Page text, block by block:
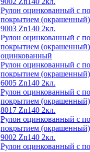
Рулон оцинкованный с
покрытием
9003 Zn140 2кл.
Рулон оцинкованный с
покрытием
оцинкованный
Рулон оцинкованный с
покрытием
6005 Zn140 2кл.
Рулон оцинкованный с
покрытием
8017 Zn140 2кл.
Рулон оцинкованный с
покрытием
9002 Zn140 2кл.
Рулон оцинкованный с